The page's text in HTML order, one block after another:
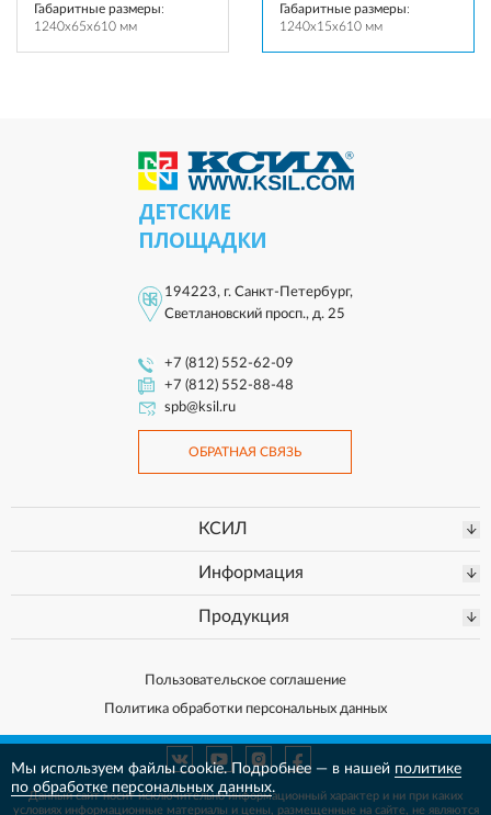
Габаритные размеры:
1240x65x610 мм
Габаритные размеры:
1240x15x610 мм
ДЕТСКИЕ
ПЛОЩАДКИ
194223, г. Санкт-Петербург,
Светлановский просп., д. 25
+7 (812) 552-62-09
+7 (812) 552-88-48
spb@ksil.ru
ОБРАТНАЯ СВЯЗЬ
КСИЛ
Информация
Продукция
Пользовательское соглашение
Политика обработки персональных данных
Данный сайт носит исключительно информационный характер и ни при каких
условиях информационные материалы и цены, размещенные на сайте, неявляются
Мы используем файлы cookie. Подробнее — в нашей политике
по обработке персональных данных.